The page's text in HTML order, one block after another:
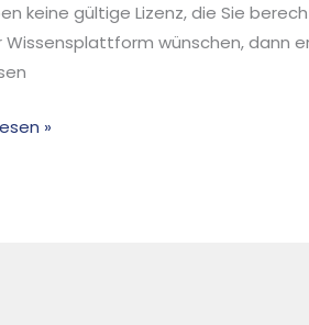
keine gültige Lizenz, die Sie
Wissensplattform wünschen, dann
,
»